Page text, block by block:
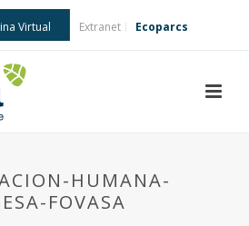
Virtual Extranet Ecoparcs
HUMANA-
FOVASA